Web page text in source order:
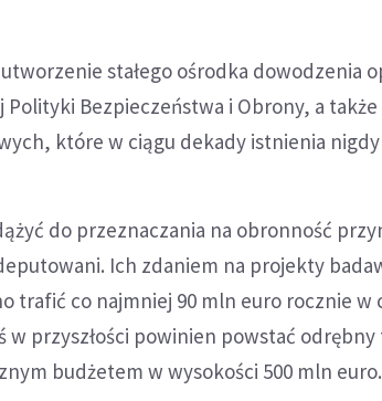
stałego ośrodka dowodzenia
Polityki Bezpieczeństwa i Obrony, a
które w ciągu dekady istnienia nigdy
do przeznaczania na obronność
Ich zdaniem na projekty
trafić co najmniej 90 mln euro rocznie w
w przyszłości powinien powstać
budżetem w wysokości 500 mln euro.